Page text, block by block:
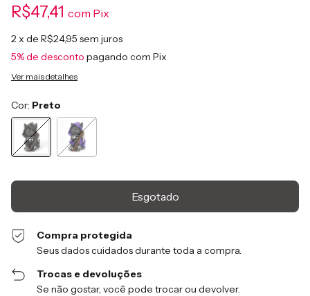
R$47,41 com Pix
2x de R$24,95 sem juros
5% de desconto pagando com Pix
Ver mais detalhes
Cor: Preto
Compra protegida
Seus dados cuidados durante toda a compra.
Trocas e devoluções
Se não gostar, você pode trocar ou devolver.